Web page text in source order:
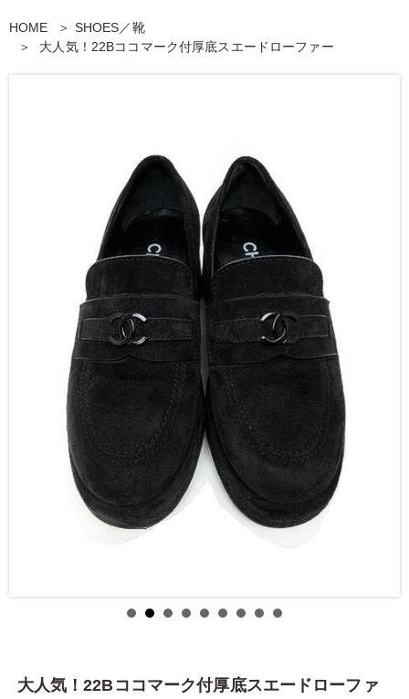
HOME
SHOES／靴
大人気！22Bココマーク付厚底スエードローファー
大人気！22Bココマーク付厚底スエードローファ